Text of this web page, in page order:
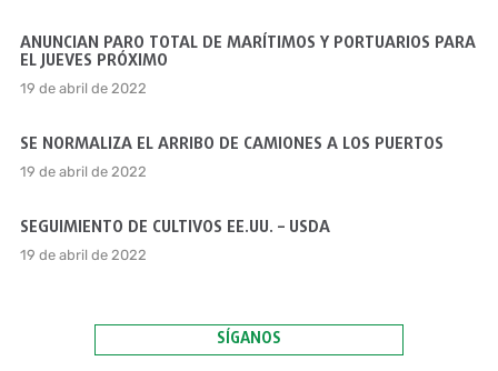
ANUNCIAN PARO TOTAL DE MARÍTIMOS Y PORTUARIOS PARA
EL JUEVES PRÓXIMO
19 de abril de 2022
SE NORMALIZA EL ARRIBO DE CAMIONES A LOS PUERTOS
19 de abril de 2022
SEGUIMIENTO DE CULTIVOS EE.UU. – USDA
19 de abril de 2022
SÍGANOS